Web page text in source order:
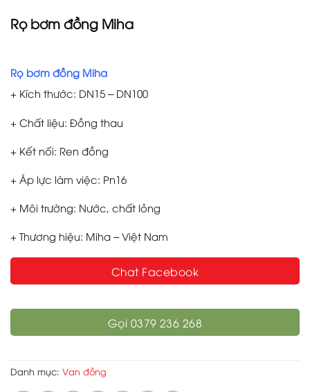
Rọ bơm đồng Miha
Rọ bơm đồng Miha
+ Kích thước: DN15 – DN100
+ Chất liệu: Đồng thau
+ Kết nối: Ren đồng
+ Áp lực làm việc: Pn16
+ Môi trường: Nước, chất lỏng
+ Thương hiệu: Miha – Việt Nam
Chat Facebook
Gọi 0379 236 268
Danh mục: Van đồng